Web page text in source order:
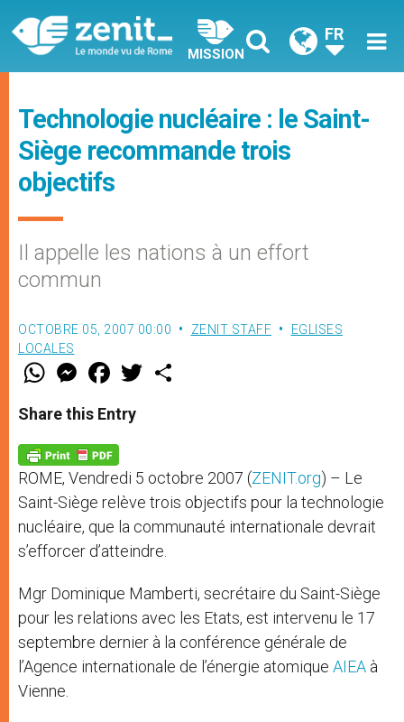
MISSION
FR
Technologie nucléaire : le Saint-
Siège recommande trois
objectifs
Il appelle les nations à un effort
commun
OCTOBRE 05, 2007 00:00 ZENIT STAFF
EGLISES
LOCALES
W
t
s
p
p
M
e
s
e
g
e
r
F
a
e
b
o
k
w
Share this Entry
ROME, Vendredi 5 octobre 2007 (ZENIT.org) – Le
Saint-Siège relève trois objectifs pour la technologie
nucléaire, que la communauté internationale devrait
s’efforcer d’atteindre.
Mgr Dominique Mamberti, secrétaire du Saint-Siège
pour les relations avec les Etats, est intervenu le 17
septembre dernier à la conférence générale de
l’Agence internationale de l’énergie atomique AIEA à
Vienne.